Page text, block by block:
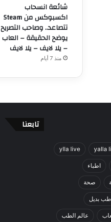
شائعة انسحاب
اكسبوكس من Steam
تتصاعد.. وصاحب التصريح
يوضح الحقيقة – العاب
– يلا لايف – يلا لايف
منذ 7 أيام
yalla
ylla live
اطباء
صحة
طب بديل
عالم الطب
تابعنا